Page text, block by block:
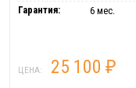
Гарантия:
6 мес.
ЦЕНА: 25 100 ₽